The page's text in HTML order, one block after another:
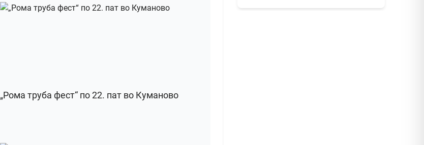
„Рома труба фест“ по 22. пат во Куманово